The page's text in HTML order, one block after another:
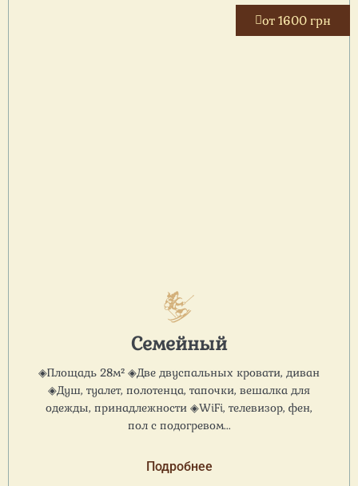
от 1600 грн
Семейный
◈Площадь 28м² ◈Две двуспальных кровати, диван
◈Душ, туалет, полотенца, тапочки, вешалка для
одежды, принадлежности ◈WiFi, телевизор, фен,
пол с подогревом...
Подробнее